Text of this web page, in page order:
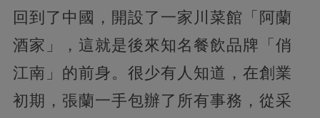
回到了中國，開設了一家川菜館「阿蘭
酒家」，這就是後來知名餐飲品牌「俏
江南」的前身。很少有人知道，在創業
初期，張蘭一手包辦了所有事務，從采